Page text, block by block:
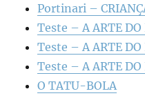
Portinari –
Teste – A ARTE DO
Teste – A ARTE DO
Teste – A ARTE
O TATU-BOLA